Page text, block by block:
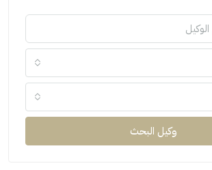
وكيل البحث